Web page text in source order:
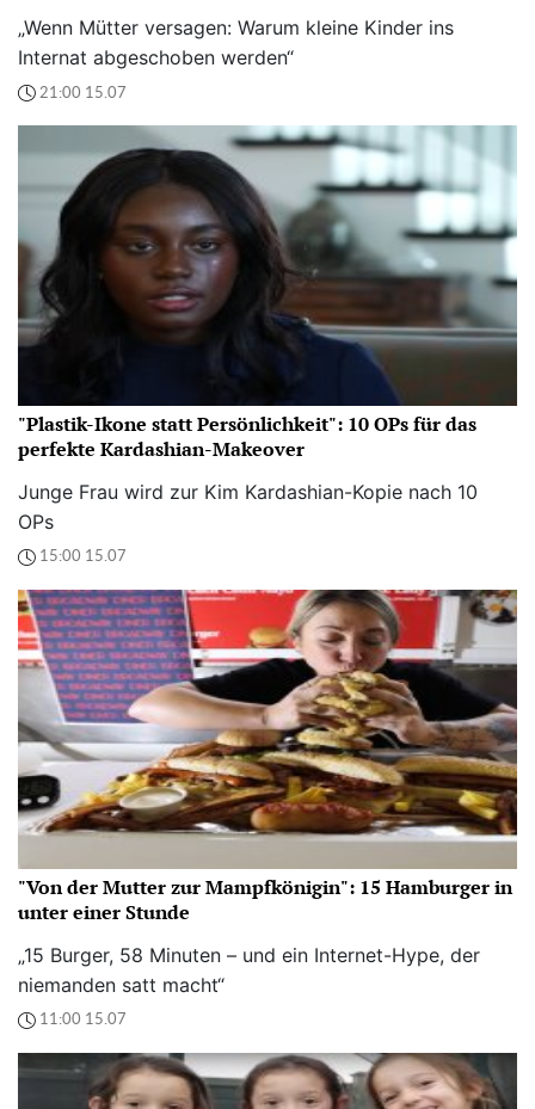
„Wenn Mütter versagen: Warum kleine Kinder ins
Internat abgeschoben werden“
21:00 15.07
"Plastik-Ikone statt Persönlichkeit": 10 OPs für das
perfekte Kardashian-Makeover
Junge Frau wird zur Kim Kardashian-Kopie nach 10
OPs
15:00 15.07
"Von der Mutter zur Mampfkönigin": 15 Hamburger in
unter einer Stunde
„15 Burger, 58 Minuten – und ein Internet-Hype, der
niemanden satt macht“
11:00 15.07